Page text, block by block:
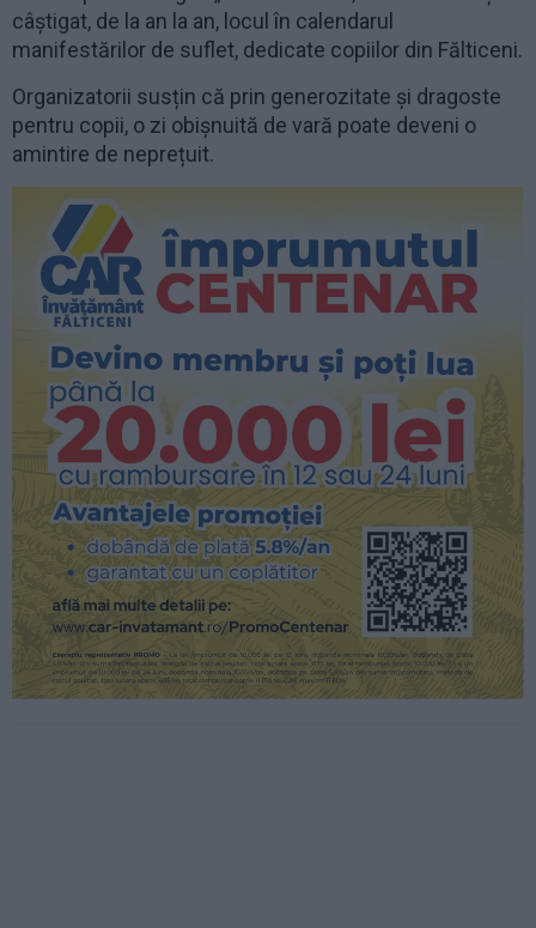
câștigat, de la an la an, locul în calendarul
manifestărilor de suflet, dedicate copiilor din Fălticeni.
Organizatorii susțin că prin generozitate și dragoste
pentru copii, o zi obișnuită de vară poate deveni o
amintire de neprețuit.